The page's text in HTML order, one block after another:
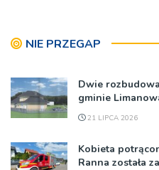
NIE PRZEGAP
Dwie
gminie
21 LIPCA 2026
Kobieta
Ranna została